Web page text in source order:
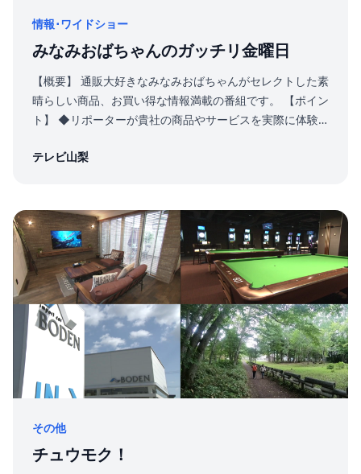
情報･ワイドショー
みなみおばちゃんのガッチリ金曜日
【概要】 通販大好きなみなみおばちゃんがセレクトした素
晴らしい商品、お買い得な情報満載の番組です。 【ポイン
ト】 ◆リポーターが貴社の商品やサービスを実際に体験
します。 ◆社員やスタッフの方が出演し、リポーターと
【ご留意事項】 ・ご希望の放送日の40日前までにご連絡
お願いいたします。 ・放送日は、ご相談の上、決定いたし
ます。放送回数は原則1回です。 ・撮影は貴社からご指定
いただいた場所でのENG収録となります。撮影日数は原則
1日となります。 ・貴社からご指定いただいた撮影場所に
関して、第三者からの許可が必要な場合や別途費用が発生
する場合は、 貴社にてご調整、ご手配ください。 ・撮影
に使用する商品や宣材ツールについては、貴社にてご用意
ください。 ・商品やサービスの内容によっては、リポータ
ーによる体験ができない場合がございます。
テレビ山梨
その他
チュウモク！